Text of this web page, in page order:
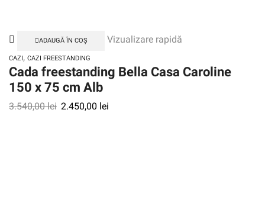
ADAUGĂ ÎN COȘ Vizualizare rapidă
CAZI, CAZI FREESTANDING
Cada freestanding Bella Casa Caroline
150 x 75 cm Alb
3.540,00lei 2.450,00 lei